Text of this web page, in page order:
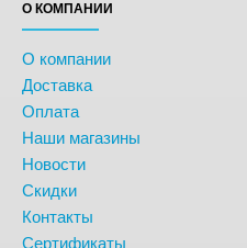
О КОМПАНИИ
О компании
Доставка
Оплата
Наши магазины
Новости
Скидки
Контакты
Сертификаты